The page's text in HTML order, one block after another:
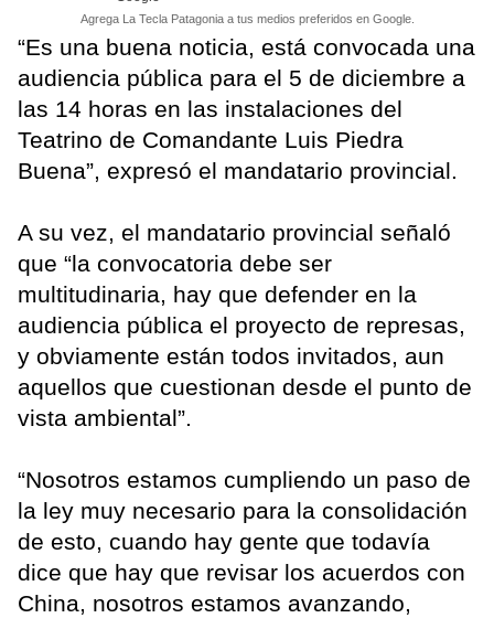
Agrega La Tecla Patagonia a tus medios preferidos en Google.
“Es una buena noticia, está convocada una
audiencia pública para el 5 de diciembre a
las 14 horas en las instalaciones del
Teatrino de Comandante Luis Piedra
Buena”, expresó el mandatario provincial.
A su vez, el mandatario provincial señaló
que “la convocatoria debe ser
multitudinaria, hay que defender en la
audiencia pública el proyecto de represas,
y obviamente están todos invitados, aun
aquellos que cuestionan desde el punto de
vista ambiental”.
“Nosotros estamos cumpliendo un paso de
la ley muy necesario para la consolidación
de esto, cuando hay gente que todavía
dice que hay que revisar los acuerdos con
China, nosotros estamos avanzando,